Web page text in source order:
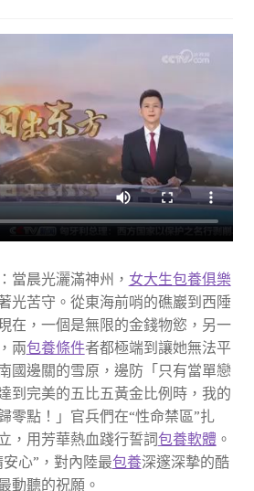
當晨光灑滿神州， 女大生包養俱樂
光苦守。從東海前哨的礁巖到西陲
在，一個是無限的金錢物慾，另一
兩包養條件者都極端到讓她無法平
國邊關的雪原，邊防「只有當單戀
到完美的五比五黃金比例時，我的
零點！」官兵們在“性命禁區”扎
，用芳華熱血踐行誓詞包養軟體 。
心”，對內陸最包養深邃深摯的酷
動聽的祝願。